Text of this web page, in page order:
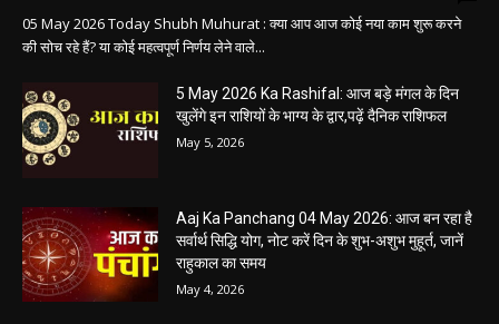
05 May 2026 Today Shubh Muhurat : क्या आप आज कोई नया काम शुरू करने
की सोच रहे हैं? या कोई महत्वपूर्ण निर्णय लेने वाले...
5 May 2026 Ka Rashifal: आज बड़े मंगल के दिन
खुलेंगे इन राशियों के भाग्य के द्वार,पढ़ें दैनिक राशिफल
May 5, 2026
Aaj Ka Panchang 04 May 2026: आज बन रहा है
सर्वार्थ सिद्धि योग, नोट करें दिन के शुभ-अशुभ मुहूर्त, जानें
राहुकाल का समय
May 4, 2026